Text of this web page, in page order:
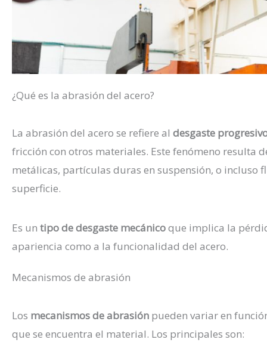
¿Qué es la abrasión del acero?
La abrasión del acero se refiere al desgaste
fricción con otros materiales. Este fenómeno resulta
metálicas, partículas duras en suspensión, o incluso
superficie.
Es un tipo de desgaste mecánicoque implica la
apariencia como a la funcionalidad del acero.
Mecanismos de abrasión
Los mecanismos de abrasión pueden variar en
que se encuentra el material. Los principales son: